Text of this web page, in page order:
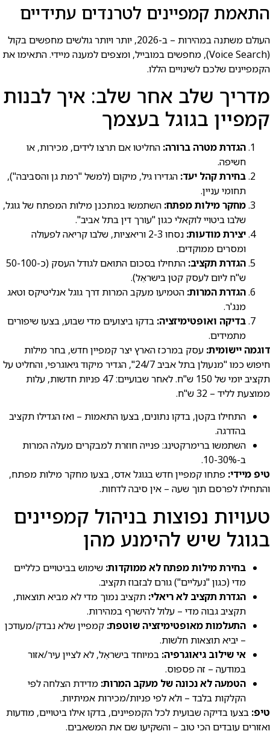
התאמת קמפיינים לטרנדים עתידיים
העולם משתנה במהירות – ב-2026, יותר ויותר גולשים מחפשים בקול
(Voice Search), מחפשים במובייל, ומצפים למענה מיידי. התאימו את
הקמפיינים שלכם לשינויים הללו.
מדריך שלב אחר שלב: איך לבנות
קמפיין בגוגל בעצמך
הגדרת מטרה ברורה: החליטו אם תרצו לידים, מכירות, או
חשיפה.
בחירת קהל יעד: הגדירו גיל, מיקום (למשל "רמת גן והסביבה"),
תחומי עניין.
מחקר מילות מפתח: השתמשו במתכנן מילות המפתח של גוגל,
שלבו ביטויי לוקאלי כגון "עורך דין בתל אביב".
יצירת מודעות:
נסחו 2-3 וריאציות, שלבו קריאה לפעולה
ומסרים ממוקדים.
הגדרת תקציב:
התחילו בסכום התואם לגודל העסק (כ-50-100
ש"ח ליום לעסק קטן בישראֵל).
הגדרת המרות: הטמיעו מעקב המרות דרך גוגל אנליטיקס וטאג
מנג'ר.
בדיקה ואופטימיזציה: בדקו ביצועים מדי שבוע, בצעו שיפורים
מתמידים.
דוגמה יישומית: עסק במרכז הארץ יצר קמפיין חדש, בחר מילות
חיפוש כמו "מנעולן בתל אביב 24/7", הגדיר מיקוד גיאוגרפי, והחליט על
תקציב יומי של 150 ש"ח. לאחר שבועיים: 47 פניות חדשות, עלות
ממוצעת לליד – 32 ש"ח.
התחילו בקטן, בדקו נתונים, בצעו התאמות – ואז הגדילו תקציב
בהדרגה.
השתמשו ברימרקטינג: פנייה חוזרת למבקרים מעלה המרות
ב-10-30%.
טיפ מיידי: פתחו קמפיין חדש בגוגל אדס, בצעו מחקר מילות מפתח,
והתחילו לפרסם תוך שעה – אין סיבה לדחות.
טעויות נפוצות בניהול קמפיינים
בגוגל שיש להימנע מהן
בחירת מילות מפתח לא ממוקדות: שימוש בביטויים כלליים
מדי (כגון "נעליים") גורם לבזבוז תקציב.
הגדרת תקציב לא ריאלי: תקציב נמוך מדי לא מביא תוצאות,
תקציב גבוה מדי – עלול להישרף במהירות.
התעלמות מאופטימיזציה שוטפת: קמפיין שלא נבדק/מעודכן
– יביא תוצאות חלשות.
אי שילוב גיאוגרפיה: במיוחד בישראֵל, לא לציין עיר/אזור
במודעה – זה פספוס.
הטמעה לא נכונה של מעקב המרות: מדידת הצלחה לפי
הקלקות בלבד – ולא לפי פניות/מכירות אמיתיות.
טיפ: בצעו בדיקה שבועית לכל הקמפיינים, בדקו אילו ביטויים, מודעות
ואזורים עובדים הכי טוב – והשקיעו שם את המשאבים.